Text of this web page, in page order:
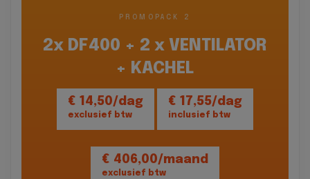
PROMOPACK 2
2x DF400 + 2 x VENTILATOR
+ KACHEL
€ 14,50/dag
exclusief btw
€ 17,55/dag
inclusief btw
€ 406,00/maand
exclusief btw